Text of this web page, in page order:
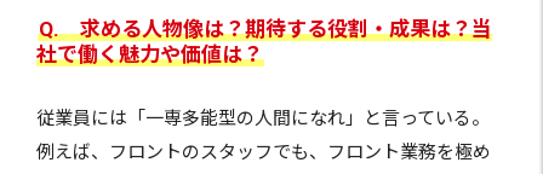
Q. 求める人物像は？期待する役割・成果は？当
社で働く魅力や価値は？
従業員には「一専多能型の人間になれ」と言っている。
例えば、フロントのスタッフでも、フロント業務を極め